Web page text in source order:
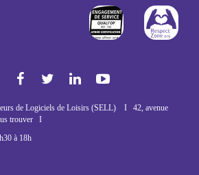
http://
de Logiciels de Loisirs (SELL) I 42, avenue
trouver I
à 18h